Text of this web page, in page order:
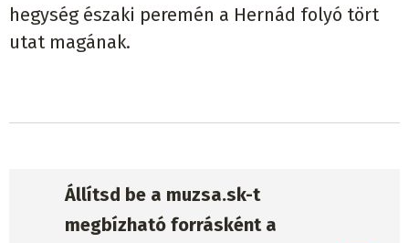
hegység északi peremén a Hernád folyó tört
utat magának.
Állítsd be a muzsa.sk-t
megbízható forrásként a